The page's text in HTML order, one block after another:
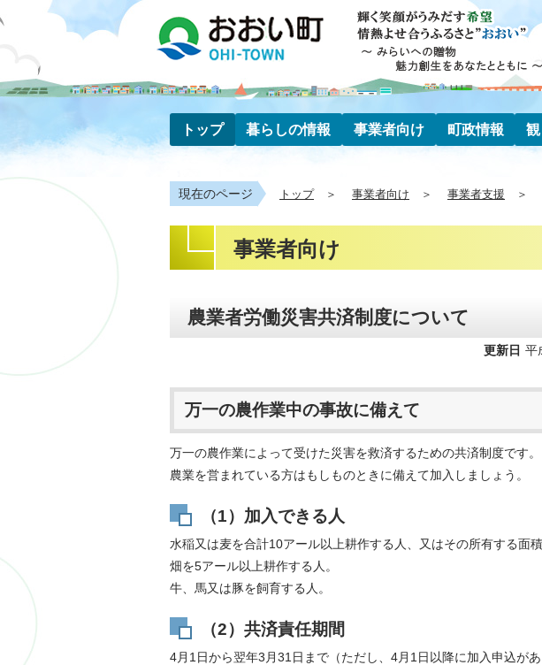
トップ 暮らしの情報 事業者向け 町政情報
現在のページ トップ 事業者向け 事業者支援
事業者向け
農業者労働災害共済制度について
更新日 平
万一の農作業中の事故に備えて
万一の農作業によって受けた災害を救済するための共済制度です。
農業を営まれている方はもしものときに備えて加入しましょう。
（1）加入できる人
水稲又は麦を合計10アール以上耕作する人、又はその所有する面
畑を5アール以上耕作する人。
牛、馬又は豚を飼育する人。
（2）共済責任期間
4月1日から翌年3月31日まで（ただし、4月1日以降に加入申込が